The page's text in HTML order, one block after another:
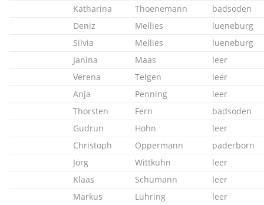
Katharina
Thoenemann
badsoden
Deniz
Mellies
lueneburg
Silvia
Mellies
lueneburg
Janina
Maas
leer
Verena
Telgen
leer
Anja
Penning
leer
Thorsten
Fern
badsoden
Gudrun
Hohn
leer
Christoph
Oppermann
paderborn
Jörg
Wittkuhn
leer
Klaas
Schumann
leer
Markus
Lühring
leer